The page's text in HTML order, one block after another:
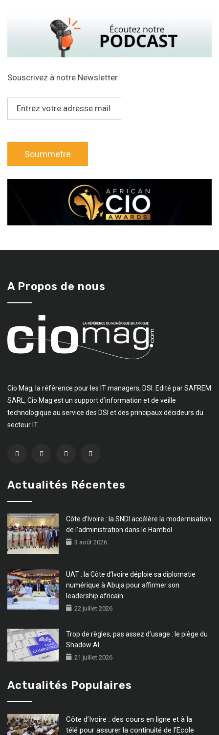
Souscrivez à notre Newsletter
A Propos de nous
Cio Mag, la référence pour les IT managers, DSI. Edité par SAFREM
SARL, Cio Mag est un support d’information et de veille
technologique au service des DSI et des principaux décideurs du
secteur IT.
Actualités Récentes
Côte d’Ivoire : la SNDI accélère la modernisation
de l’administration dans le Hambol
3 août 2026
UAT : la Côte d’Ivoire déploie sa diplomatie
numérique à Abuja pour affirmer son
leadership africain
22 juillet 2026
Trop de règles, pas assez d’usage : le piège du
Shadow AI
21 juillet 2026
Actualités Populaires
Côte d’Ivoire : des cours en ligne et à la
télé pour assurer la continuité de l’Ecole